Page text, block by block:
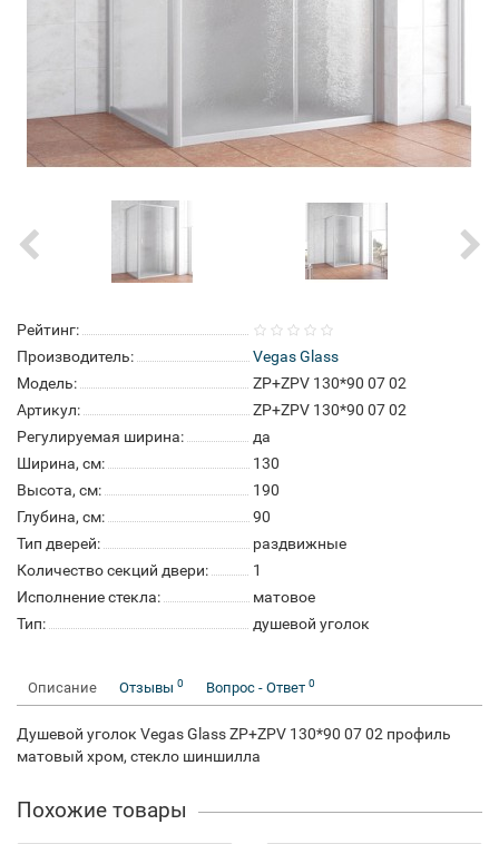
Рейтинг:
Производитель:
Vegas Glass
Модель:
ZP+ZPV 130*90 07 02
Артикул:
ZP+ZPV 130*90 07 02
Регулируемая ширина:
да
Ширина, см:
130
Высота, см:
190
Глубина, см:
90
Тип дверей:
раздвижные
Количество секций двери:
1
Исполнение стекла:
матовое
Тип:
душевой уголок
Описание Отзывы 0 Вопрос - Ответ 0
Душевой уголок Vegas Glass ZP+ZPV 130*90 07 02 профиль
матовый хром, стекло шиншилла
Похожие товары